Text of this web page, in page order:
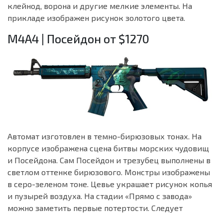
клейнод, ворона и другие мелкие элементы. На
прикладе изображен рисунок золотого цвета.
M4A4 | Посейдон от $1270
Автомат изготовлен в темно-бирюзовых тонах. На
корпусе изображена сцена битвы морских чудовищ
и Посейдона. Сам Посейдон и трезубец выполнены в
светлом оттенке бирюзового. Монстры изображены
в серо-зеленом тоне. Цевье украшает рисунок копья
и пузырей воздуха. На стадии «Прямо с завода»
можно заметить первые потертости. Следует